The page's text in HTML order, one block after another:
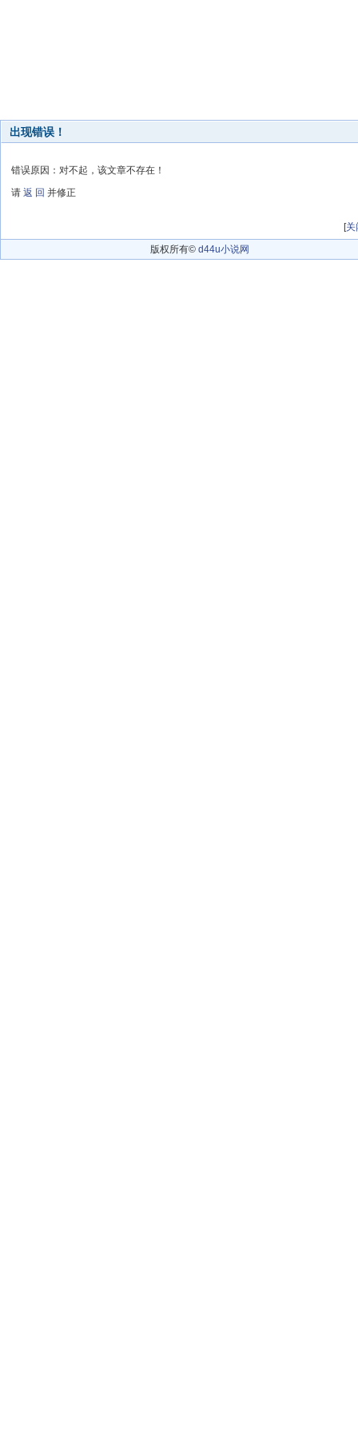
出现错误！
错误原因：对不起，该文章不存在！
请 返 回 并修正
[关
版权所有© d44u小说网